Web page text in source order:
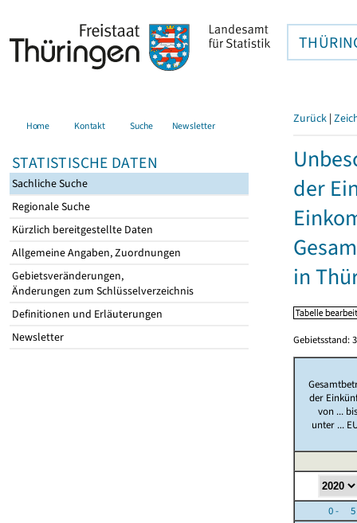
Home Kontakt Suche Newsletter
STATISTISCHE DATEN
Sachliche Suche
Regionale Suche
Kürzlich bereitgestellte Daten
Allgemeine Angaben, Zuordnungen
Gebietsveränderungen,
Änderungen zum Schlüsselverzeichnis
Definitionen und Erläuterungen
Newsletter
Zurück |
der
in
Gebietsstand:
der
von ...
unter ...
0 - 5